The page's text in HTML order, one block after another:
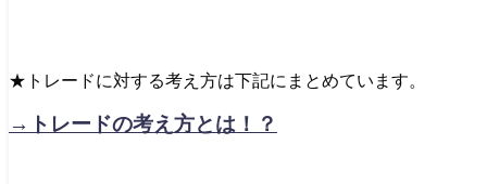
★トレードに対する考え方は下記にまとめています。
→トレードの考え方とは！？